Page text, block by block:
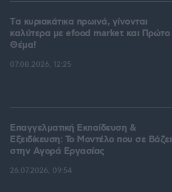
Tα κυριακάτικα πρωινά, γίνονται
καλύτερα με efood market και Πρώτο
Θέμα!
07.08.2026, 12:25
Επαγγελματική Εκπαίδευση &
Εξειδίκευση: Το Mοντέλο που σε Bάζει
στην Aγορά Eργασίας
26.07.2026, 09:54